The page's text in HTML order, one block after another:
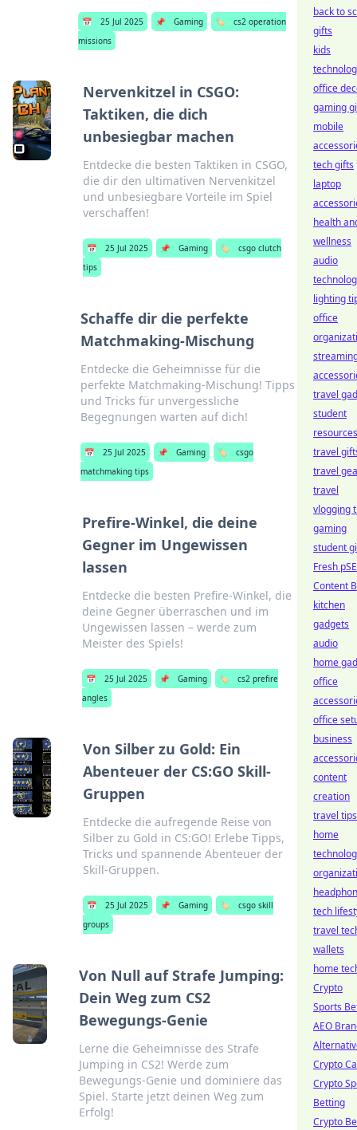
📅 25 Jul 2025 📌 Gaming 🏷️
cs2 operation
missions
Nervenkitzel in CSGO:
Taktiken, die dich
unbesiegbar machen
Entdecke die besten Taktiken in CSGO,
die dir den ultimativen Nervenkitzel
und unbesiegbare Vorteile im Spiel
verschaffen!
📅 25 Jul 2025 📌 Gaming 🏷️
csgo clutch
tips
Schaffe dir die perfekte
Matchmaking-Mischung
Entdecke die Geheimnisse für die
perfekte Matchmaking-Mischung! Tipps
und Tricks für unvergessliche
Begegnungen warten auf dich!
📅 25 Jul 2025 📌 Gaming 🏷️
csgo
matchmaking tips
Prefire-Winkel, die deine
Gegner im Ungewissen
lassen
Entdecke die besten Prefire-Winkel, die
deine Gegner überraschen und im
Ungewissen lassen – werde zum
Meister des Spiels!
📅 25 Jul 2025 📌 Gaming 🏷️
cs2 prefire
angles
Von Silber zu Gold: Ein
Abenteuer der CS:GO Skill-
Gruppen
Entdecke die aufregende Reise von
Silber zu Gold in CS:GO! Erlebe Tipps,
Tricks und spannende Abenteuer der
Skill-Gruppen.
📅 25 Jul 2025 📌 Gaming 🏷️
csgo skill
groups
Von Null auf Strafe Jumping:
Dein Weg zum CS2
Bewegungs-Genie
Lerne die Geheimnisse des Strafe
Jumping in CS2! Werde zum
Bewegungs-Genie und dominiere das
Spiel. Starte jetzt deinen Weg zum
Erfolg!
back to
gifts
kids
office
gaming
mobile
tech gifts
laptop
health
wellness
audio
lighting
office
travel
student
resources
travel
travel
travel
vlogging
gaming
student
Fresh
Content
kitchen
gadgets
audio
home
office
office
business
content
creation
travel tips
home
tech
travel
wallets
home
Crypto
Sports
AEO
Crypto
Crypto
Betting
Crypto